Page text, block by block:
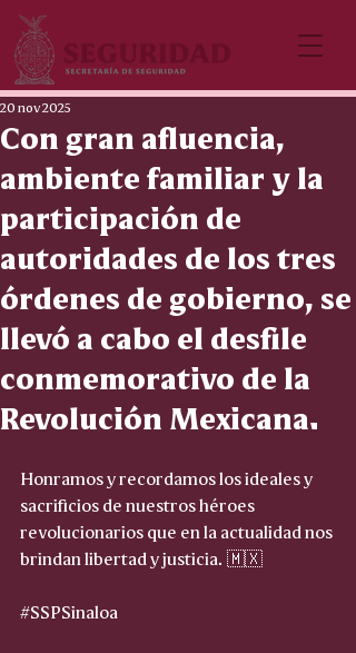
Con gran afluencia,
ambiente familiar y la
participación de
autoridades de los tres
órdenes de gobierno, se
llevó a cabo el desfile
conmemorativo de la
Revolución Mexicana.
20 nov 2025
Honramos y recordamos los ideales y
sacrificios de nuestros héroes
revolucionarios que en la actualidad nos
brindan libertad y justicia. 🇲🇽
#SSPSinaloa